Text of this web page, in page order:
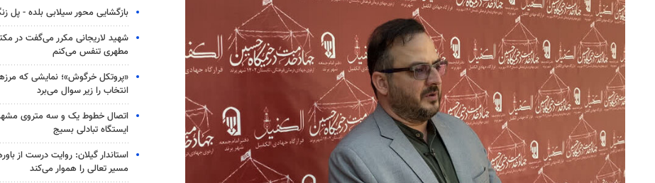
بازگشایی محور سیلابی بلده - پل
شهید لاریجانی مکرر می‌گفت در
مطهری تنفس می‌کنم
«پروتکل خرگوش»؛ نمایشی که
انتخاب را زیر سوال می‌برد
اتصال خطوط یک و سه متروی
ایستگاه تبادلی بسیج
استاندار گیلان: روایت درست از
مسیر تعالی را هموار می‌کند